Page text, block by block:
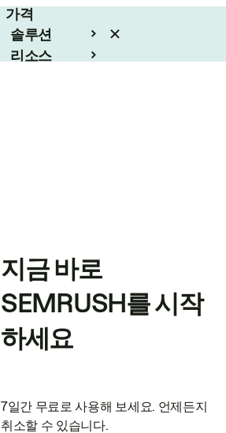
가격
솔루션
리소스
지금 바로
SEMRUSH를 시작
하세요
7일간 무료로 사용해 보세요. 언제든지
취소할 수 있습니다.